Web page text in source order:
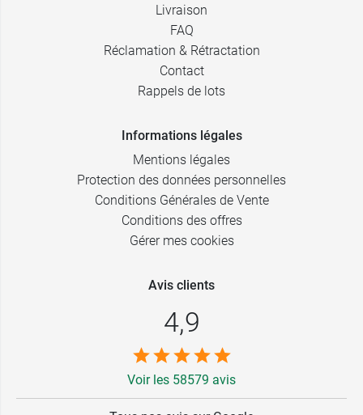
Livraison
FAQ
Réclamation & Rétractation
Contact
Rappels de lots
Informations légales
Mentions légales
Protection des données personnelles
Conditions Générales de Vente
Conditions des offres
Gérer mes cookies
Avis clients
4,9
Voir les 58579 avis